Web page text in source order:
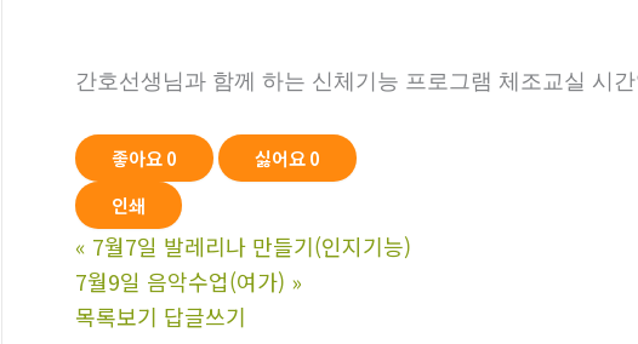
간호선생님과 함께 하는 신체기능 프로그램 체조교실 시
좋아요0 싫어요0
인쇄
« 7월7일 발레리나 만들기(인지기능)
7월9일 음악수업(여가) »
목록보기 답글쓰기